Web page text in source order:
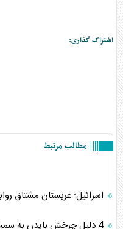
اشتراک گذاری:
مطالب مرتبط
اسرائیل: عربستان مشتاق